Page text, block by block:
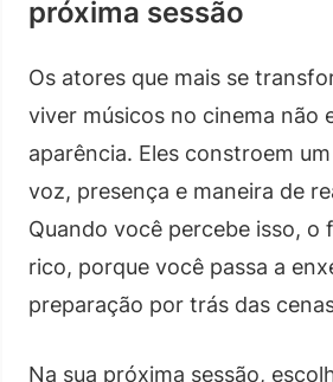
próxima sessão
Os atores que mais se
viver músicos no cinema não
aparência. Eles constroem
voz, presença e maneira de
Quando você percebe isso, o
rico, porque você passa a
preparação por trás das
Na sua próxima sessão,